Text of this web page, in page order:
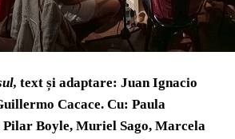
text și adaptare: Juan Ignacio
Cacace. Cu: Paula
Boyle, Muriel Sago, Marcela